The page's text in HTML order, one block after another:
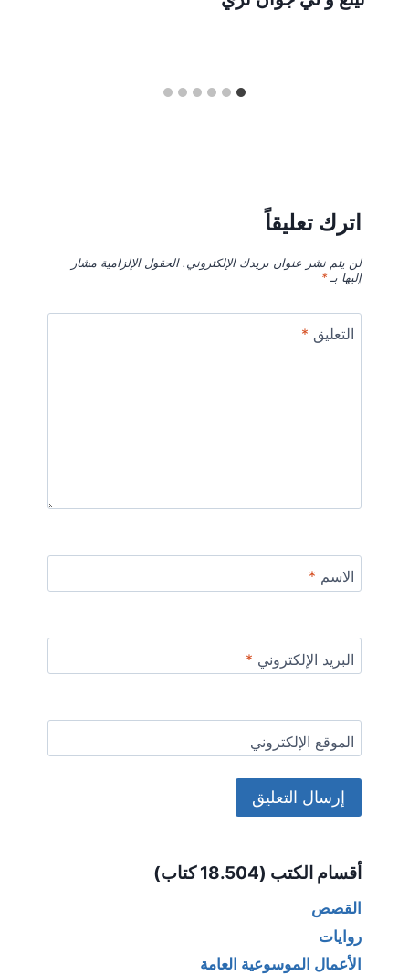
اترك تعليقاً
لن يتم نشر عنوان بريدك الإلكتروني. الحقول الإلزامية مشار
إليها بـ*
التعليق *
الاسم *
البريد الإلكتروني *
الموقع الإلكتروني
أقسام الكتب (18.504 كتاب)
القصص
روايات
الأعمال الموسوعية العامة